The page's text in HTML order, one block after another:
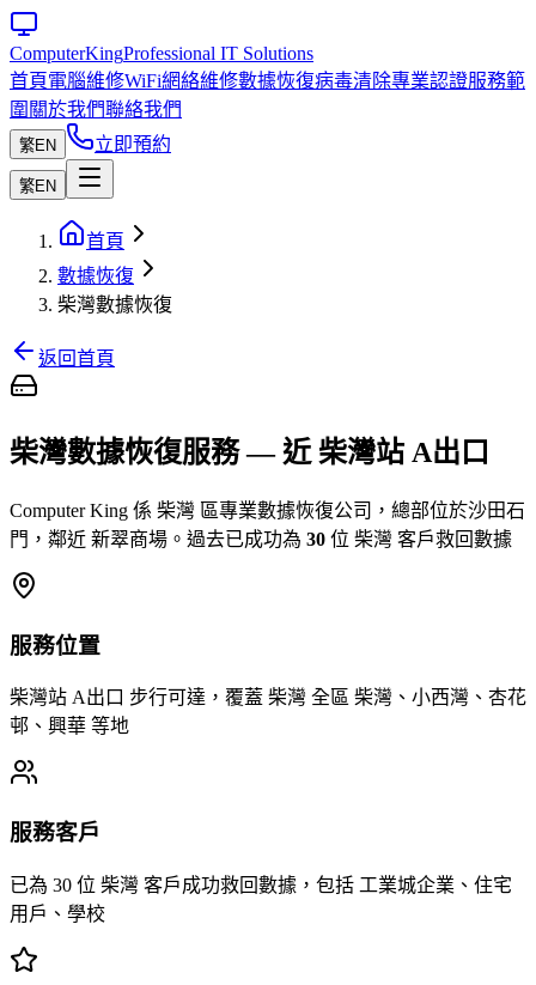
ComputerKingProfessional IT Solutions
首頁電腦維修WiFi網絡維修數據恢復病毒清除專業認證服務範
圍 關於我們聯絡我們
繁EN 立即預約
繁EN
首頁
數據恢復
柴灣數據恢復
返回首頁
柴灣數據恢復服務 — 近 柴灣站 A出口
Computer King 係 柴灣 區專業數據恢復公司，總部位於沙田石
門，鄰近 新翠商場。過去已成功為 30 位 柴灣 客戶救回數據
服務位置
柴灣站 A出口 步行可達，覆蓋 柴灣 全區 柴灣、小西灣、杏花
邨、興華 等地
服務客戶
已為 30 位 柴灣 客戶成功救回數據，包括 工業城企業、住宅
用戶、學校